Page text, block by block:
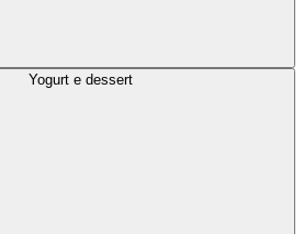
Yogurt e dessert